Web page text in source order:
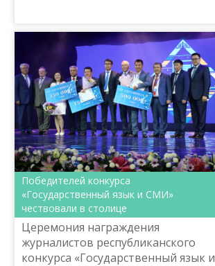
Победителей конкурса
«Государственный язык и СМИ»
чествовали в столице
Церемония награждения
журналистов республиканского
конкурса «Государственный язык и